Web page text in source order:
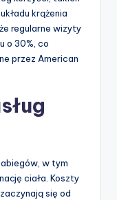
krążenia
regularne wizyty
o 30%, co
przez American
w tym
ciała. Koszty
się od